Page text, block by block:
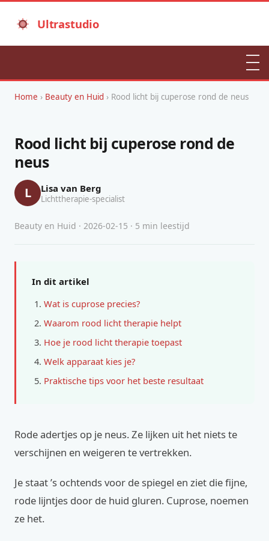
Ultrastudio
Home › Beauty en Huid › Rood licht bij cuperose rond de neus
Rood licht bij cuperose rond de
neus
L Lisa van Berg
Lichttherapie-specialist
Beauty en Huid · 2026-02-15 · 5 min leestijd
In dit artikel
Wat is cuprose precies?
Waarom rood licht therapie helpt
Hoe je rood licht therapie toepast
Welk apparaat kies je?
Praktische tips voor het beste resultaat
Rode adertjes op je neus. Ze lijken uit het niets te
verschijnen en weigeren te vertrekken.
Je staat ’s ochtends voor de spiegel en ziet die fijne,
rode lijntjes door de huid gluren. Cuprose, noemen
ze het.